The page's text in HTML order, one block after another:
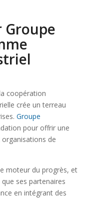
Groupe
coopération
crée un terreau
Groupe
pour offrir une
de
moteur du progrès, et
ses partenaires
en intégrant des